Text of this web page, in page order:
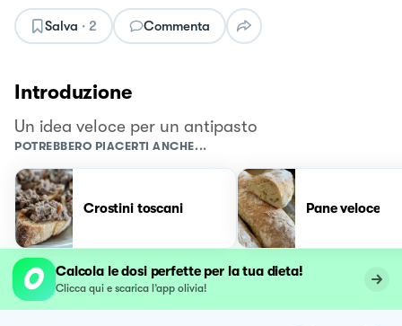
Salva · 2 Commenta
Introduzione
Un idea veloce per un antipasto
POTREBBERO PIACERTI ANCHE...
Crostini toscani Pane veloce
Calcola le dosi perfette per la tua dieta!
Clicca qui e scarica l’app olivia!